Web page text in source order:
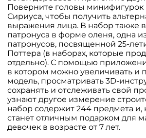
Поверните головы минифигурок
Сириуса, чтобы получить
выражения лица. В набор также
патронуса в форме оленя, одна
патронусов, посвященной 25-
Поттера (в наборах, которые
отдельно). С помощью
в котором можно увеличивать и
модель, просматривать 3D-
сохранять и отслеживать свой
узнают другое измерение
набор содержит 244 предмета и,
станет отличным подарком для
девочек в возрасте от 7 лет.